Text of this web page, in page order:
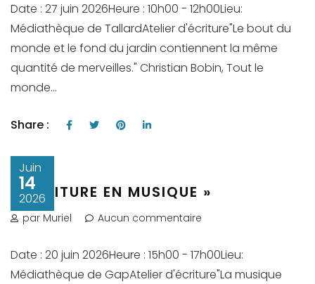
Date : 27 juin 2026Heure : 10h00 - 12h00Lieu:
Médiathèque de TallardAtelier d'écriture"Le bout du
monde et le fond du jardin contiennent la même
quantité de merveilles." Christian Bobin, Tout le
monde...
Share :
Juin
14
2026
« ECRITURE EN MUSIQUE »
par Muriel Aucun commentaire
Date : 20 juin 2026Heure : 15h00 - 17h00Lieu:
Médiathèque de GapAtelier d'écriture"La musique